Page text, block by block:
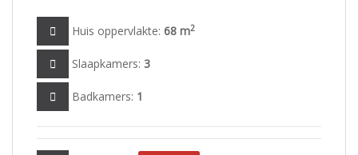
Huis oppervlakte: 68 m2
Slaapkamers: 3
Badkamers: 1